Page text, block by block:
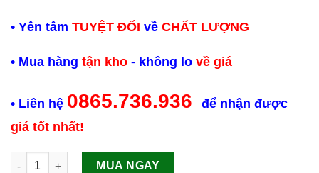
• Yên tâm TUYỆT ĐỐI về CHẤT LƯỢNG
• Mua hàng tận kho - không lo về giá
• Liên hệ 0865.736.936
để nhận được
giá tốt nhất!
Bộ 3 mũi khoan gạch cứng Hex-9 (5/6/8) Bosch số lượng
MUA NGAY